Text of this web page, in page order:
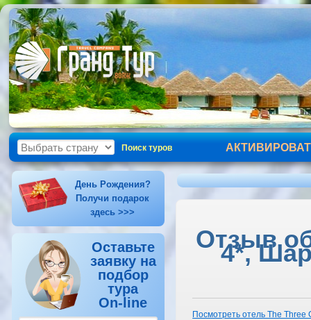
Поиск туров
День Рождения?
Получи подарок
здесь >>>
Оставьте
заявку на
подбор
тура
On-line
Отзыв
4*,
Посмотреть отель The Three